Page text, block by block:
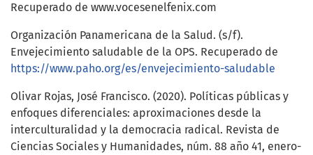
Recuperado de www.vocesenelfenix.com
Organización Panamericana de la Salud. (s/f).
Envejecimiento saludable de la OPS. Recuperado de
https://www.paho.org/es/envejecimiento-saludable
Olivar Rojas, José Francisco. (2020). Políticas públicas y
enfoques diferenciales: aproximaciones desde la
interculturalidad y la democracia radical. Revista de
Ciencias Sociales y Humanidades, núm. 88 año 41, enero-